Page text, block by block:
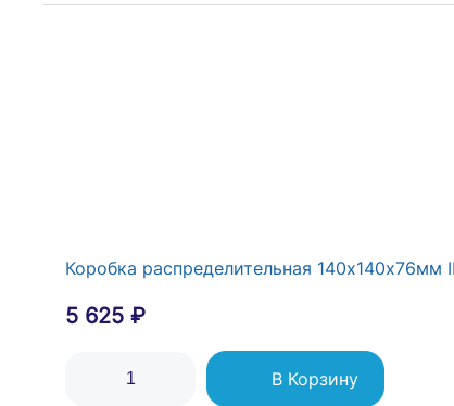
Коробка распределительная
5 625 ₽
В Корзину